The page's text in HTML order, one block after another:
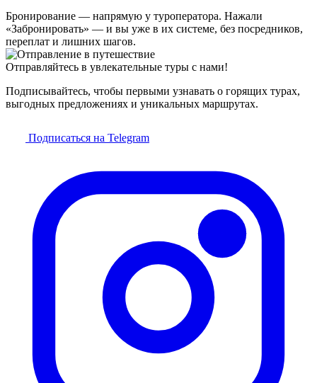
Бронирование — напрямую у туроператора. Нажали
«Забронировать» — и вы уже в их системе, без посредников,
переплат и лишних шагов.
Отправляйтесь в увлекательные туры с нами!
Подписывайтесь, чтобы первыми узнавать о горящих турах,
выгодных предложениях и уникальных маршрутах.
Подписаться на Telegram